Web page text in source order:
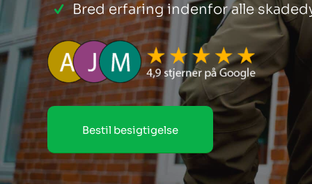
Bred erfaring indenfor alle
Bestil besigtigelse